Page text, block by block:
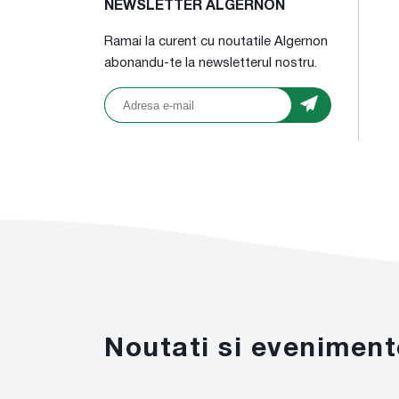
NEWSLETTER ALGERNON
Ramai la curent cu noutatile Algernon
abonandu-te la newsletterul nostru.
Noutati si